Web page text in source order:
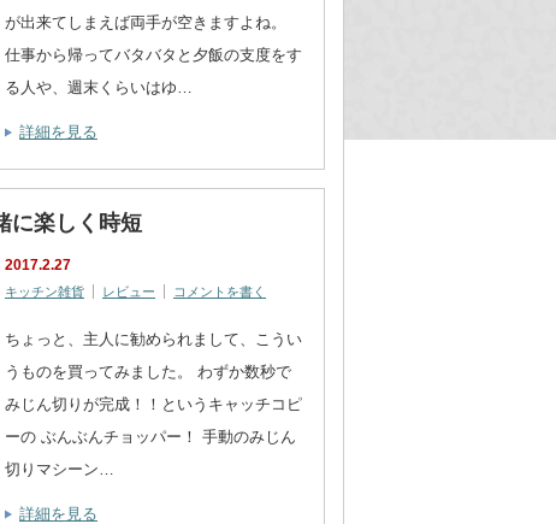
が出来てしまえば両手が空きますよね。
仕事から帰ってバタバタと夕飯の支度をす
る人や、週末くらいはゆ…
詳細を見る
に楽しく時短
2017.2.27
キッチン雑貨 レビュー コメントを書く
ちょっと、主人に勧められまして、こうい
うものを買ってみました。 わずか数秒で
みじん切りが完成！！というキャッチコピ
ーの ぶんぶんチョッパー！ 手動のみじん
切りマシーン…
詳細を見る